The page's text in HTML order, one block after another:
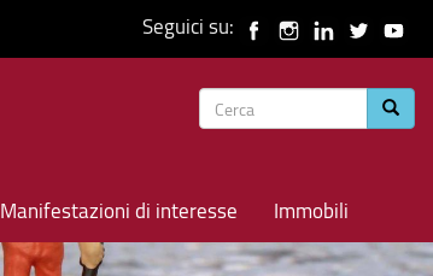
Seguici su:
Form
ricerca
Manifestazioni di interesse Immobili